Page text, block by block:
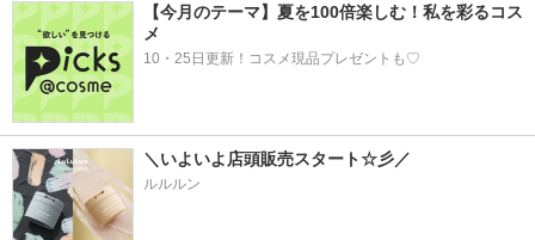
【今月のテーマ】夏を100倍楽しむ！私を彩るコス
メ
10・25日更新！コスメ現品プレゼントも♡
＼いよいよ店頭販売スタート☆彡／
ルルルン